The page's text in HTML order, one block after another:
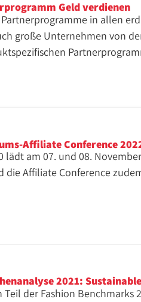
sich hier beispielhaft am
von iBusiness festmachen
und hoffen euch
Hier könnt Ihr die gesamte
Jetzt herunterladen
Geld verdienen
in allen
große Unternehmen von
Produkte im Portfolio
Riesen CHECK24.
Affiliate Conference
lädt am 07. und 08.
die Affiliate Conference
2021:
der Fashion Benchmarks